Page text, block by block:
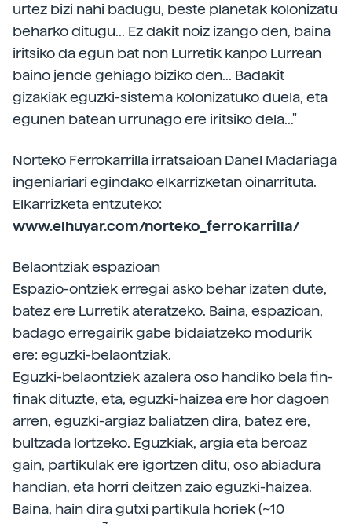
urtez bizi nahi badugu, beste planetak kolonizatu
beharko ditugu... Ez dakit noiz izango den, baina
iritsiko da egun bat non Lurretik kanpo Lurrean
baino jende gehiago biziko den... Badakit
gizakiak eguzki-sistema kolonizatuko duela, eta
egunen batean urrunago ere iritsiko dela..."
Norteko Ferrokarrilla irratsaioan Danel Madariaga
ingeniariari egindako elkarrizketan oinarrituta.
Elkarrizketa entzuteko:
www.elhuyar.com/norteko_ferrokarrilla/
Belaontziak espazioan
Espazio-ontziek erregai asko behar izaten dute,
batez ere Lurretik ateratzeko. Baina, espazioan,
badago erregairik gabe bidaiatzeko modurik
ere: eguzki-belaontziak.
Eguzki-belaontziek azalera oso handiko bela fin-
finak dituzte, eta, eguzki-haizea ere hor dagoen
arren, eguzki-argiaz baliatzen dira, batez ere,
bultzada lortzeko. Eguzkiak, argia eta beroaz
gain, partikulak ere igortzen ditu, oso abiadura
handian, eta horri deitzen zaio eguzki-haizea.
Baina, hain dira gutxi partikula horiek (~10